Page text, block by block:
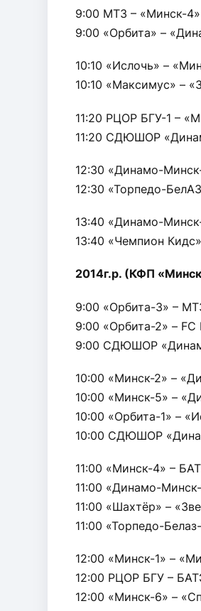
9:00 МТЗ – «Минск-4»
9:00 «Орбита» –
10:10 «Ислочь» –
10:10 «Максимус» –
11:20 РЦОР БГУ-1 –
11:20 СДЮШОР
12:30 «Динамо-
12:30 «Торпедо-
13:40 «Динамо-
13:40 «Чемпион
2014г.р. (КФП
9:00 «Орбита-3» –
9:00 «Орбита-2» – FC
9:00 СДЮШОР
10:00 «Минск-2» –
10:00 «Минск-5» –
10:00 «Орбита-1» –
10:00 СДЮШОР
11:00 «Минск-4» –
11:00 «Динамо-
11:00 «Шахтёр» –
11:00 «Торпедо-
12:00 «Минск-1» –
12:00 РЦОР БГУ –
12:00 «Минск-6» –